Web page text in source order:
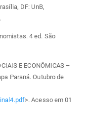
DF: UnB,
4 ed. São
E ECONÔMICAS –
Paraná. Outubro de
>. Acesso em 01